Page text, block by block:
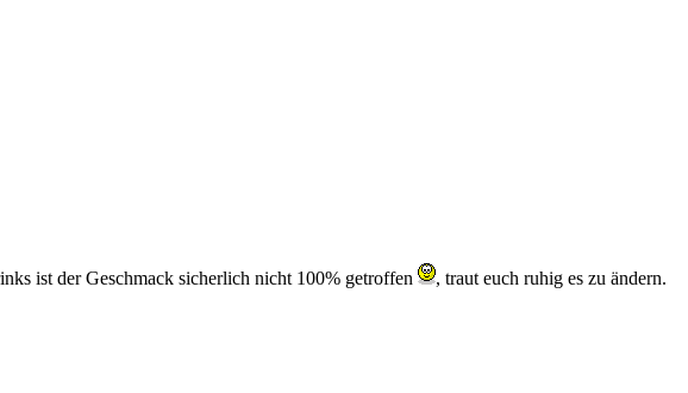
ist der Geschmack sicherlich nicht 100% getroffen
, traut euch ruhig es zu ändern.